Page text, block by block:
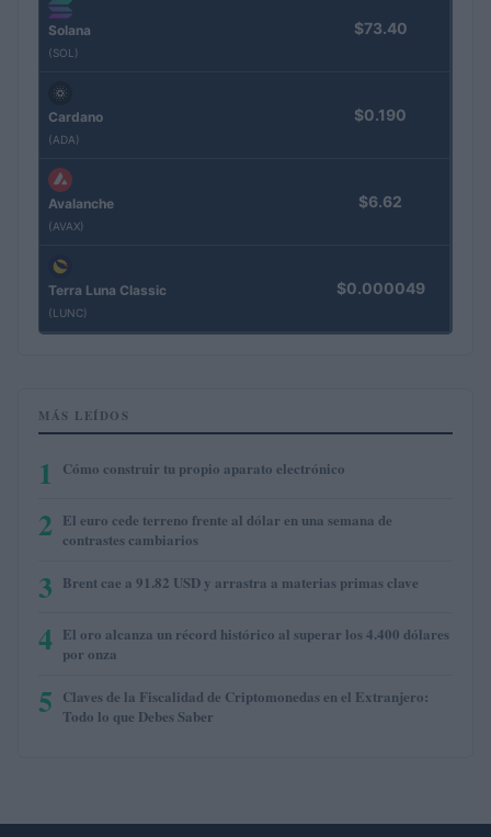
Solana
(SOL)
$73.40
Cardano
(ADA)
$0.190
Avalanche
(AVAX)
$6.62
Terra Luna Classic
(LUNC)
$0.000049
MÁS LEÍDOS
1 Cómo construir tu propio aparato electrónico
2 El euro cede terreno frente al dólar en una semana de
contrastes cambiarios
3 Brent cae a 91.82 USD y arrastra a materias primas clave
4 El oro alcanza un récord histórico al superar los 4.400 dólares
por onza
5 Claves de la Fiscalidad de Criptomonedas en el Extranjero:
Todo lo que Debes Saber